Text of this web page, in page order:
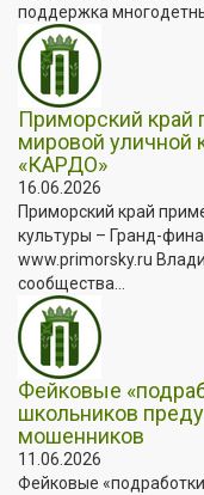
поддержка
Приморский край
мировой уличной
«КАРДО»
16.06.2026
Приморский край
культуры – Гранд-
www.primorsky.ru
сообщества...
Фейковые
школьников
мошенников
11.06.2026
Фейковые